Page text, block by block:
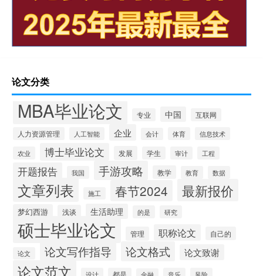
论文分类
MBA毕业论文 专业 中国
互联网
人力资源管理
人工智能 企业 会计 体育 信息技术
农业 博士毕业论文 发展 学生 审计 工程
开题报告 我国 手游攻略 教学 教育 数据
文章列表 施工 春节2024 最新报价
梦幻西游 浅谈 生活助理 的是 研究
硕士毕业论文 管理 职称论文 自己的
论文 论文写作指导 论文格式 论文致谢
论文范文